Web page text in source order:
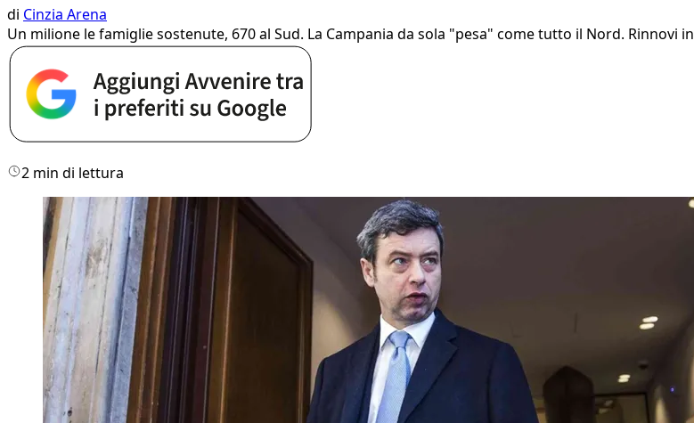
di Cinzia Arena
Un milione le famiglie sostenute, 670 al Sud. La Campania da sola "pesa" come tutto il Nord.
2 min di lettura